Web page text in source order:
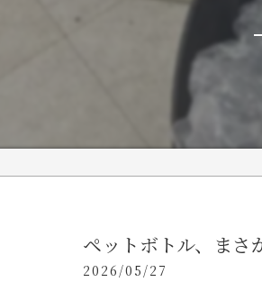
ペットボトル、まさ
2026/05/27